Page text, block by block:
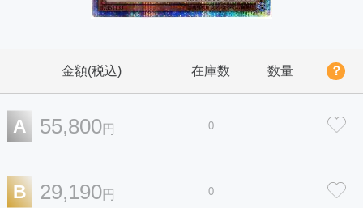
金額(税込) 在庫数 数量 ？
A 55,800円 0
B 29,190円 0